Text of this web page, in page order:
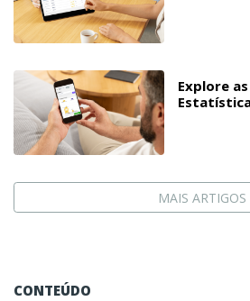
Explore
MAIS ARTIGOS
CONTEÚDO